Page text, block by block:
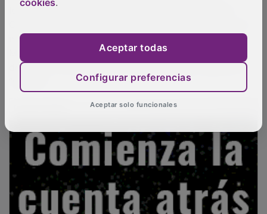
molienda, vinculado a la economía cerealista de la
Mancha. Estos conjuntos, restaurados en las últimas
décadas, forman parte de rutas culturales ligadas al
cookies.
Aceptar todas
Configurar preferencias
Aceptar solo funcionales